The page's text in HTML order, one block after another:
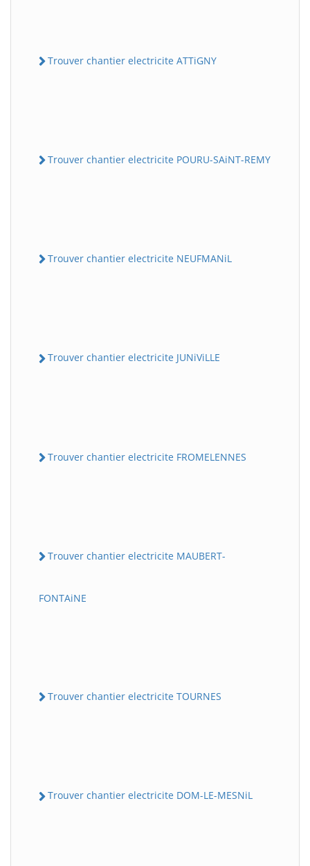
Trouver chantier electricite ATTiGNY
Trouver chantier electricite POURU-SAiNT-REMY
Trouver chantier electricite NEUFMANiL
Trouver chantier electricite JUNiViLLE
Trouver chantier electricite FROMELENNES
Trouver chantier electricite MAUBERT-
FONTAiNE
Trouver chantier electricite TOURNES
Trouver chantier electricite DOM-LE-MESNiL